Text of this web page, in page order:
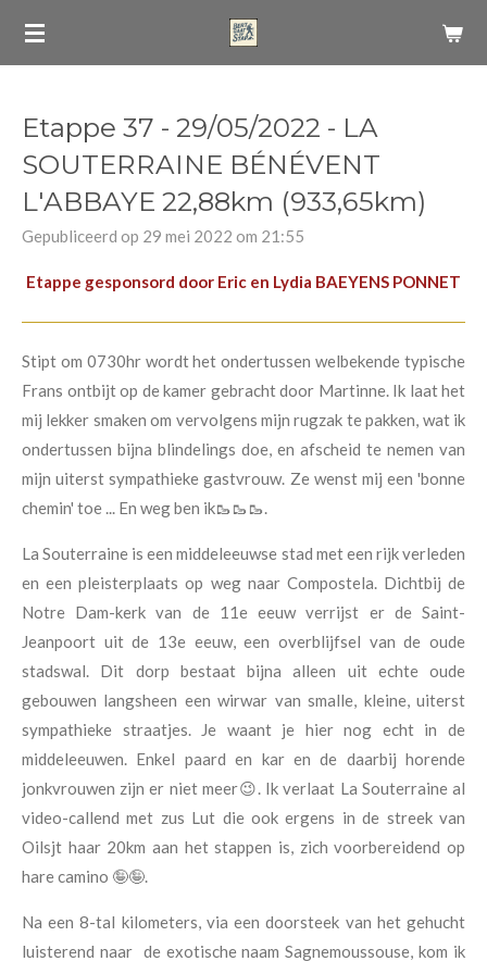
Ga
hoofdinhoud
Etappe 37 - 29/05/2022 - LA
SOUTERRAINE BÉNÉVENT
L'ABBAYE 22,88km (933,65km)
Gepubliceerd op 29 mei 2022 om 21:55
Etappe gesponsord door Eric en Lydia BAEYENS PONNET
Stipt om 0730hr wordt het ondertussen welbekende typische
Frans ontbijt op de kamer gebracht door Martinne. Ik laat het
mij lekker smaken om vervolgens mijn rugzak te pakken, wat ik
ondertussen bijna blindelings doe, en afscheid te nemen van
mijn uiterst sympathieke gastvrouw. Ze wenst mij een 'bonne
chemin' toe ... En weg ben ik🥾🥾🥾.
La Souterraine is een middeleeuwse stad met een rijk verleden
en een pleisterplaats op weg naar Compostela. Dichtbij de
Notre Dam-kerk van de 11e eeuw verrijst er de Saint-
Jeanpoort uit de 13e eeuw, een overblijfsel van de oude
stadswal. Dit dorp bestaat bijna alleen uit echte oude
gebouwen langsheen een wirwar van smalle, kleine, uiterst
sympathieke straatjes. Je waant je hier nog echt in de
middeleeuwen. Enkel paard en kar en de daarbij horende
jonkvrouwen zijn er niet meer😉. Ik verlaat La Souterraine al
video-callend met zus Lut die ook ergens in de streek van
Oilsjt haar 20km aan het stappen is, zich voorbereidend op
hare camino 🤪🤪.
Na een 8-tal kilometers, via een doorsteek van het gehucht
luisterend naar de exotische naam Sagnemoussouse, kom ik